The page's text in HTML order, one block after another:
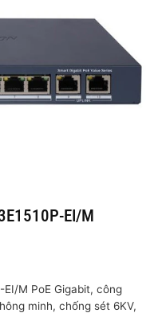
EI/M
EI/M PoE Gigabit, công
minh, chống sét 6KV,